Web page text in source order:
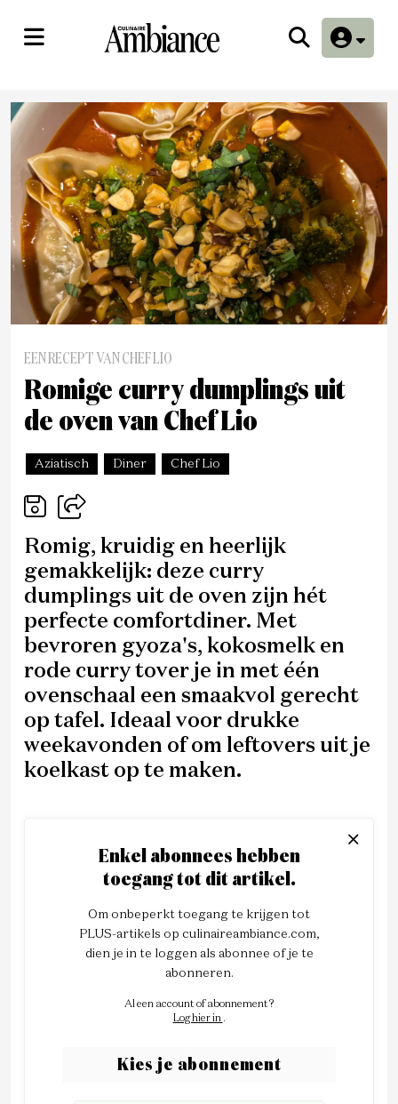
EEN RECEPT VAN CHEF LIO
Romige curry dumplings uit
de oven van Chef Lio
Aziatisch Diner Chef Lio
Romig, kruidig en heerlijk
gemakkelijk: deze curry
dumplings uit de oven zijn hét
perfecte comfortdiner. Met
bevroren gyoza's, kokosmelk en
rode curry tover je in met één
ovenschaal een smaakvol gerecht
op tafel. Ideaal voor drukke
weekavonden of om leftovers uit je
koelkast op te maken.
Enkel abonnees hebben
toegang tot dit artikel.
Om onbeperkt toegang te krijgen tot
PLUS-artikels op culinaireambiance.com,
dien je in te loggen als abonnee of je te
abonneren.
Al een account of abonnement?
Log hier in .
Kies je abonnement